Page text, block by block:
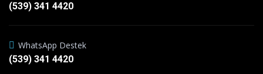
(539) 341 4420
WhatsApp Destek
(539) 341 4420